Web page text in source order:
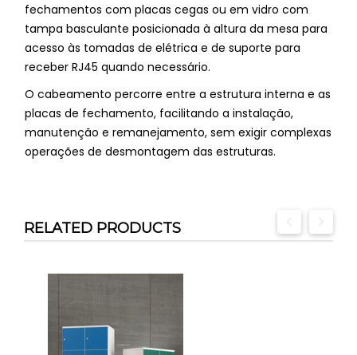
fechamentos com placas cegas ou em vidro com
tampa basculante posicionada à altura da mesa para
acesso às tomadas de elétrica e de suporte para
receber RJ45 quando necessário.
O cabeamento percorre entre a estrutura interna e as
placas de fechamento, facilitando a instalação,
manutenção e remanejamento, sem exigir complexas
operações de desmontagem das estruturas.
RELATED PRODUCTS